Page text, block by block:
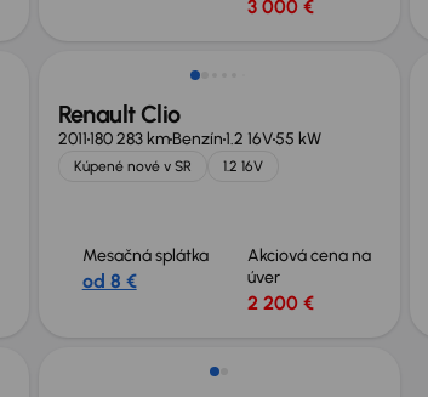
3 000 €
Renault Clio
2011180 283 kmBenzín1.2 16V55 kW
Kúpené nové v SR 1.2 16V
Mesačná splátka
od 8 €
Akciová cena na
úver
2 200 €